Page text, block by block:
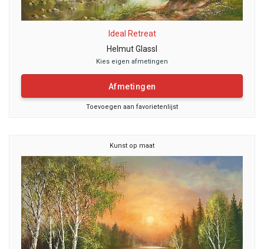
Ideal Retreat
Helmut Glassl
Kies eigen afmetingen
Afmetingen
Toevoegen aan favorietenlijst
Kunst op maat